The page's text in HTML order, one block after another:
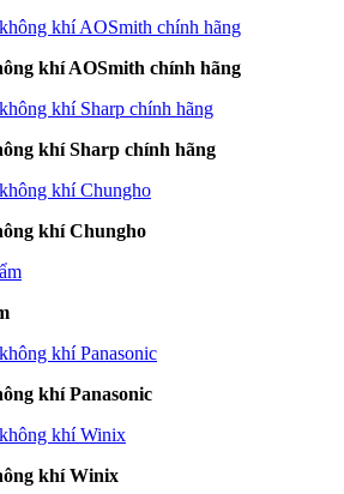
khí AOSmith chính hãng
khí Sharp chính hãng
khí Chungho
khí Panasonic
khí Winix